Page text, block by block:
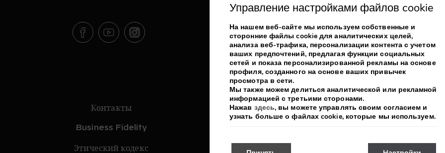
Контакты
Business Fidelity
Этический кодекс
Newsletter
Получайте последние новости и
Управление настройками файлов cookie
На нашем веб-сайте мы используем собственные и
сторонние файлы cookie для аналитических целей,
анализа веб-трафика, персонализации контента с учетом
ваших предпочтений, предлагая функции социальных
сетей и показа персонализированной рекламы на основе
профиля, созданного на основе ваших привычек
просмотра в сети.
Мы также можем делиться аналитической или рекламной
информацией с третьими сторонами.
Нажав здесь, вы можете управлять своим согласием и
узнать больше о файлах cookie, которые мы используем.